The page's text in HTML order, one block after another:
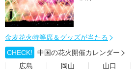
金麦花火特等席＆グッズが当たる
CHECK!
中国の花火開催カレンダー
広島
岡山 山口